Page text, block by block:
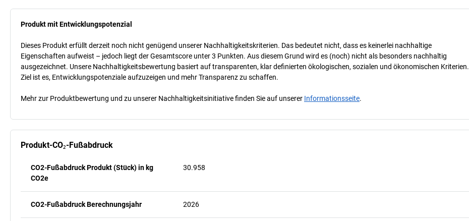
Produkt mit Entwicklungspotenzial
Dieses Produkt erfüllt derzeit noch nicht genügend unserer Nachhaltigkeitskriterien. Das bedeutet nicht, dass es keinerlei nachhaltige
Eigenschaften aufweist – jedoch liegt der Gesamtscore unter 3 Punkten. Aus diesem Grund wird es (noch) nicht als besonders nachhaltig
ausgezeichnet. Unsere Nachhaltigkeitsbewertung basiert auf transparenten, klar definierten ökologischen, sozialen und ökonomischen Kriterien.
Ziel ist es, Entwicklungspotenziale aufzuzeigen und mehr Transparenz zu schaffen.
Mehr zur Produktbewertung und zu unserer Nachhaltigkeitsinitiative finden Sie auf unserer Informationsseite.
Produkt-CO₂-Fußabdruck
CO2-Fußabdruck Produkt (Stück) in kg
CO2e
30.958
CO2-Fußabdruck Berechnungsjahr 2026